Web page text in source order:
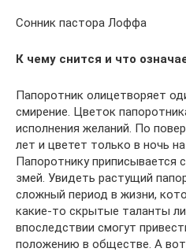
Сонник пастора Лоффа
К чему снится и что
Папоротник олицетворяет
смирение. Цветок
исполнения желаний. По
лет и цветет только в ночь
Папоротнику приписывается
змей. Увидеть растущий
сложный период в жизни,
какие-то скрытые таланты
впоследствии смогут
положению в обществе. А